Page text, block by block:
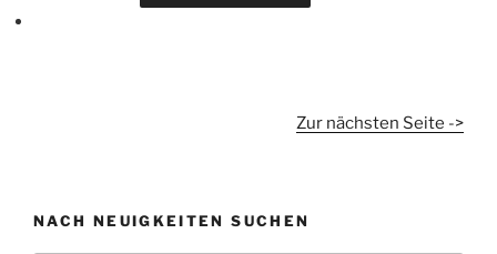
Zur nächsten Seite ->
NACH NEUIGKEITEN SUCHEN